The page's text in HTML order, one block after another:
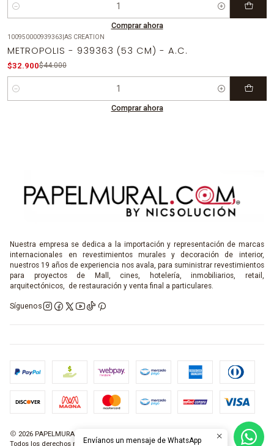
Cantidad
Comprar ahora
100950000939363|AS CREATION
METROPOLIS - 939363 (53 CM) - A.C.
$32.900$44.000
Cantidad
Comprar ahora
Nuestra empresa se dedica a la importación y representación de marcas
internacionales en revestimientos murales y decoración de interior,
nuestros 19 años de experiencia nos avala, para suministrar revestimientos
para proyectos de Mall, cines, hotelería, inmobiliarios, retail,
arquitectónicos, de restauración y venta final a particulares.
Síguenos
2026 PAPELMURAL.COM.
Todos los derechos reservados.Desarrollado por Jumpseller
Envíanos un mensaje de WhatsApp